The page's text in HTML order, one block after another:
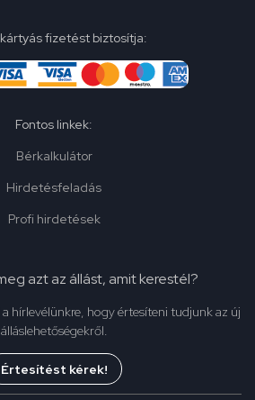
fizetést biztosítja:
Fontos linkek:
Bérkalkulátor
Hirdetésfeladás
Profi hirdetések
azt az állást, amit kerestél?
hírlevélünkre, hogy értesíteni tudjunk az új
álláslehetőségekről.
Értesítést kérek!